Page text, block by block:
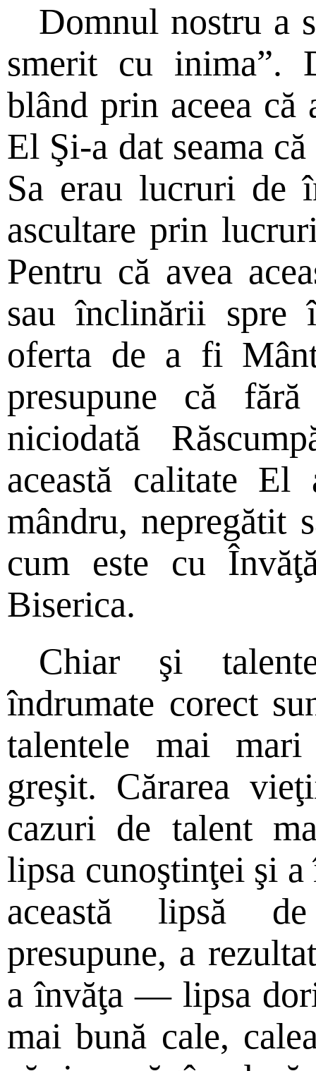
Domnul nostru a
smerit cu inima”.
blând prin aceea că
El Şi-a dat seama
Sa erau lucruri de
ascultare prin
Pentru că avea
sau înclinării spre
oferta de a fi
presupune că
niciodată
această calitate
mândru, nepregătit
cum este cu
Biserica.
Chiar şi
îndrumate corect
talentele mai
greşit. Cărarea
cazuri de talent
lipsa cunoştinţei şi
această lipsă
presupune, a
a învăţa — lipsa
mai bună cale,